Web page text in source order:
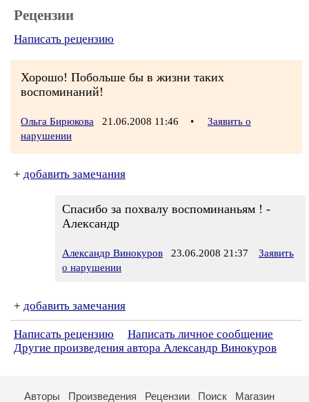
Рецензии
Написать рецензию
Хорошо! Побольше бы в жизни таких
воспоминаний!
Ольга Бирюкова 21.06.2008 11:46 •
Заявить о
нарушении
+ добавить замечания
Спасибо за похвалу воспоминаньям ! -
Александр
Александр Винокуров 23.06.2008 21:37
Заявить
о нарушении
+ добавить замечания
Написать рецензию
Написать личное сообщение
Другие произведения автора Александр Винокуров
Авторы Произведения Рецензии Поиск Магазин